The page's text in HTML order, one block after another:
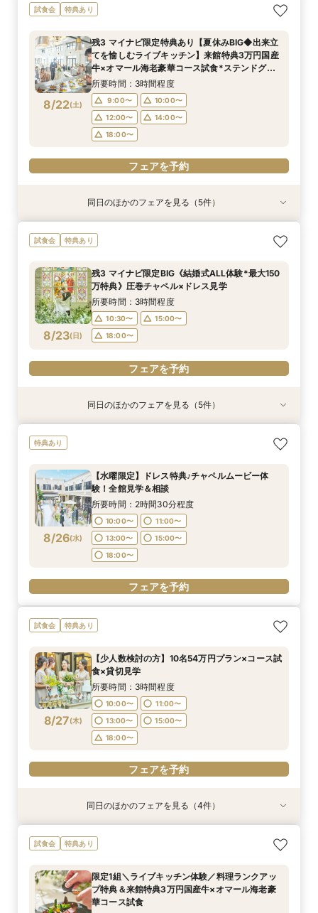
8/21(金)
【少人数検討の方】10名54万円プラン×コース試
食×貸切見学
10:00〜
11:00〜
13:00〜
15:00〜
18:00〜
フェアを予約
8/21(金)
《何も決まってなくてOK！1組貸切W体験》１件
目来館特典◆衣装30万円分優待【来館特典】総
所要時間：3時間程度
10:00〜
11:00〜
13:00〜
15:00〜
18:00〜
フェアを予約
8/21(金)
マイナビ限定《後悔のない式場選びを◎2件目以
降の方おすすめ》安心のスタッフ力×牛フィレ付
所要時間：3時間程度
10:00〜
11:00〜
13:00〜
15:00〜
18:00〜
フェアを予約
8/21(金)
【90分クイック】短時間で貸切り会場見学＆お
悩み解決相談会
10:00〜
11:00〜
13:00〜
15:00〜
18:00〜
フェアを予約
試食会 特典あり
8/22(土)
残3 マイナビ限定特典あり【夏休みBIG◆出来立
てを愉しむライブキッチン】来館特典3万円国産
牛×オマール海老豪華コース試食*ステンドグラ
ス彩るチャペル×本格模擬挙式
所要時間：3時間程度
9:00〜
10:00〜
12:00〜
14:00〜
18:00〜
フェアを予約
特典あり
8/22(土)
マイナビ限定《後悔のない式場選びを◎2件目以
降の方おすすめ》安心のスタッフ力×牛フィレ付
所要時間：3時間程度
12:00〜
14:00〜
18:00〜
フェアを予約
特典あり
8/22(土)
《何も決まってなくてOK！1組貸切W体験》１件
目来館特典◆衣装30万円分優待【来館特典】総
所要時間：3時間程度
12:00〜
14:00〜
18:00〜
フェアを予約
8/22(土)
【90分クイック】短時間で貸切り会場見学＆お
悩み解決相談会
10:00〜
12:00〜
14:00〜
18:00〜
フェアを予約
特典あり
8/22(土)
【少人数検討の方】10名54万円プラン×コース試
食×貸切見学
9:00〜
10:00〜
12:00〜
14:00〜
18:00〜
特典あり
8/22(土)
マイナビ限定BIG《結婚式ALL体験*最大150万特
典》圧巻チャペル付き大邸宅貸切W×ドレス見学
9:00〜
10:00〜
12:00〜
14:00〜
18:00〜
同日のほかのフェアを見る（5件）
試食会 特典あり
8/23(日)
残3 マイナビ限定BIG《結婚式ALL体験*最大150
万特典》圧巻チャペル×ドレス見学
所要時間：3時間程度
10:30〜
15:00〜
18:00〜
フェアを予約
8/23(日)
【90分クイック】短時間で貸切り会場見学＆お
10:30〜
15:00〜
18:00〜
フェアを予約
特典あり
8/23(日)
【少人数検討の方】10名54万円プラン×コース試
10:30〜
15:00〜
18:00〜
フェアを予約
特典あり
8/23(日)
マイナビ限定BIG《後悔のない式場選びを◎2件
目以降の方おすすめ》安心のスタッフ力×牛フィ
所要時間：3時間程度
18:00〜
フェアを予約
特典あり
8/23(日)
《結婚式はじめてさん向け！1組貸切W体験》１
所要時間：3時間程度
18:00〜
フェアを予約
特典あり
8/23(日)
マイナビ限定BIG【美食体験◆出来立てを愉しむ
ライブキッチン】牛フィレ×オマール海老コース
式
所要時間：3時間程度
18:00〜
フェアを予約
同日のほかのフェアを見る（5件）
特典あり
8/26(水)
【水曜限定】ドレス特典♪チャペルムービー体
験！全館見学＆相談
所要時間：2時間30分程度
10:00〜
11:00〜
13:00〜
15:00〜
18:00〜
フェアを予約
試食会 特典あり
8/27(木)
【少人数検討の方】10名54万円プラン×コース試
食×貸切見学
所要時間：3時間程度
10:00〜
11:00〜
13:00〜
15:00〜
18:00〜
フェアを予約
特典あり
8/27(木)
限定1組＼ライブキッチン体験／料理ランクアッ
プ特典＆来館特典3万円国産牛×オマール海老豪
所要時間：3時間程度
10:00〜
特典あり
8/27(木)
《何も決まってなくてOK！1組貸切W体験》１件
目来館特典◆衣装30万円分優待【来館特典】総
所要時間：3時間程度
10:00〜
特典あり
8/27(木)
マイナビ限定《後悔のない式場選びを◎2件目以
降の方おすすめ》安心のスタッフ力×牛フィレ付
所要時間：3時間程度
10:00〜
8/27(木)
【90分クイック】短時間で貸切り会場見学＆お
悩み解決相談会
10:00〜
11:00〜
13:00〜
同日のほかのフェアを見る（4件）
試食会 特典あり
限定1組＼ライブキッチン体験／料理ランクアッ
プ特典＆来館特典3万円国産牛×オマール海老豪
華コース試食